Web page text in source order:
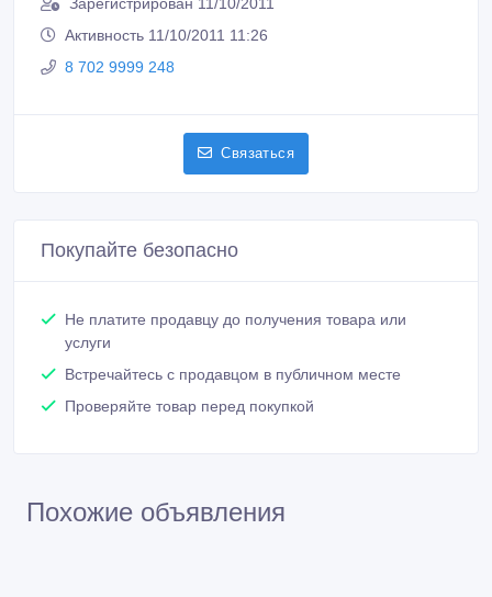
Зарегистрирован 11/10/2011
Активность 11/10/2011 11:26
8 702 9999 248
Связаться
Покупайте безопасно
Не платите продавцу до получения товара или
услуги
Встречайтесь с продавцом в публичном месте
Проверяйте товар перед покупкой
Похожие объявления